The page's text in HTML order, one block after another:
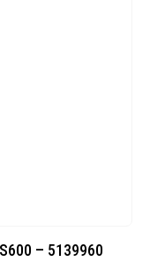
– 5139960